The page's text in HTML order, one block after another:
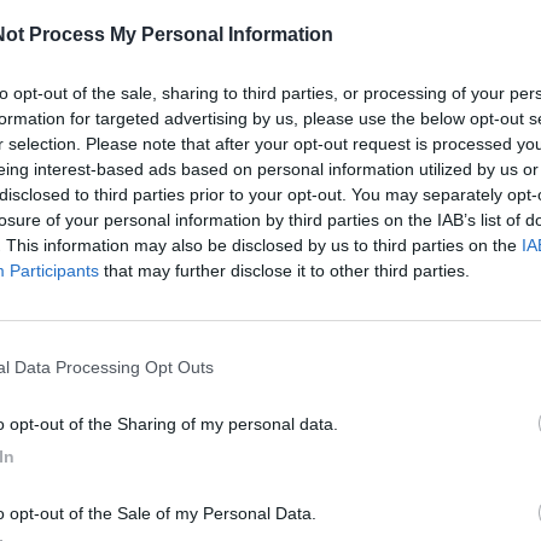
Process My Personal Information
opt-out of the sale, sharing to third parties, or processing of your
for targeted advertising by us, please use the below opt-out
selection. Please note that after your opt-out request is processed
interest-based ads based on personal information utilized by us
to third parties prior to your opt-out. You may separately
of your personal information by third parties on the IAB’s list of
This information may also be disclosed by us to third parties on the
Participants that may further disclose it to other third parties.
Data Processing Opt Outs
opt-out of the Sharing of my personal data.
opt-out of the Sale of my Personal Data.
il concittadinoCarmine Mottolese ha presentato la
Titolo»durante un incontro pubblico che ha unito
massime autorità civili e religiose del territorio con
e raccogliere fondi da devolvere insolidarietà
della diocesi di Castellaneta, mons.
Ricciardi, sono intervenuti inoltre il consigliere
è risieduta nella scelta dell'autore di
la possibilità di compiere un gesto di